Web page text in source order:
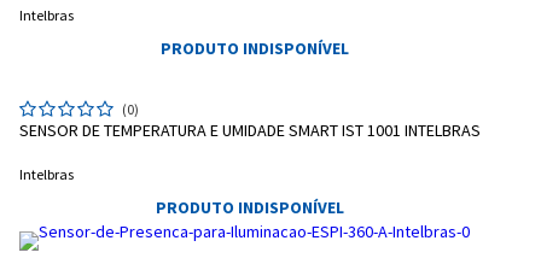
Entendi
Intelbras
PRODUTO INDISPONÍVEL
(0)
SENSOR DE TEMPERATURA E UMIDADE SMART IST 1001 INTELBRAS
Intelbras
PRODUTO INDISPONÍVEL